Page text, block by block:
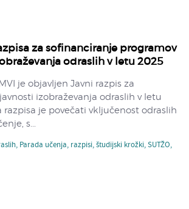
za sofinanciranje programov
odraslih v letu 2025
je objavljen Javni razpis za
izobraževanja odraslih v letu
razpisa je povečati vključenost odraslih
s...
, Parada učenja, razpisi,študijski krožki,SUTŽO,